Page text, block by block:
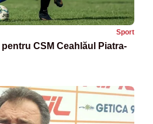
Sport
CSM Ceahlăul Piatra-